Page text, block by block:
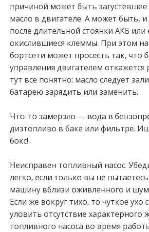
причиной может быть
масло в двигателе. А может быть,
после длительной стоянки АКБ или
окислившиеся клеммы. При этом
бортсети может просесть так, что
управления двигателем откажется
тут все понятно: масло следует
батарею зарядить или заменить.
Что-то замерзло — вода в
дизтопливо в баке или фильтре.
бокс!
Неисправен топливный насос.
легко, если только вы не
машину вблизи оживленного и
Если же вокруг тихо, то чуткое ухо
уловить отсутствие характерного
топливного насоса во время